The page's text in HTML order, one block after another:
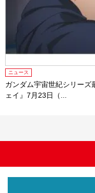
ニュース
ガンダム宇宙世紀シリーズ
ェイ』7月23日（...